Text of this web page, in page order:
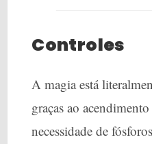
Controles
A magia está
graças ao
necessidade de